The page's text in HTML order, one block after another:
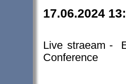
17.06.2024
Live straeam -
Conference